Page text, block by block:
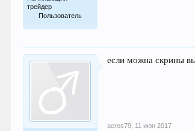
трейдер
Пользователь
если можна скрины
acros79 11 июн 2017